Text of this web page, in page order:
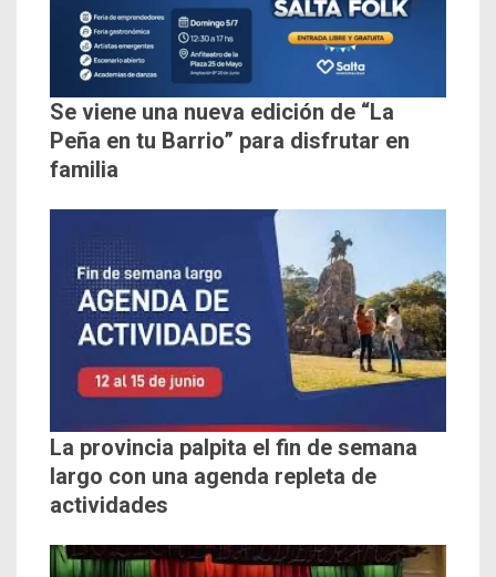
Se viene una nueva edición de “La
Peña en tu Barrio” para disfrutar en
familia
La provincia palpita el fin de semana
largo con una agenda repleta de
actividades